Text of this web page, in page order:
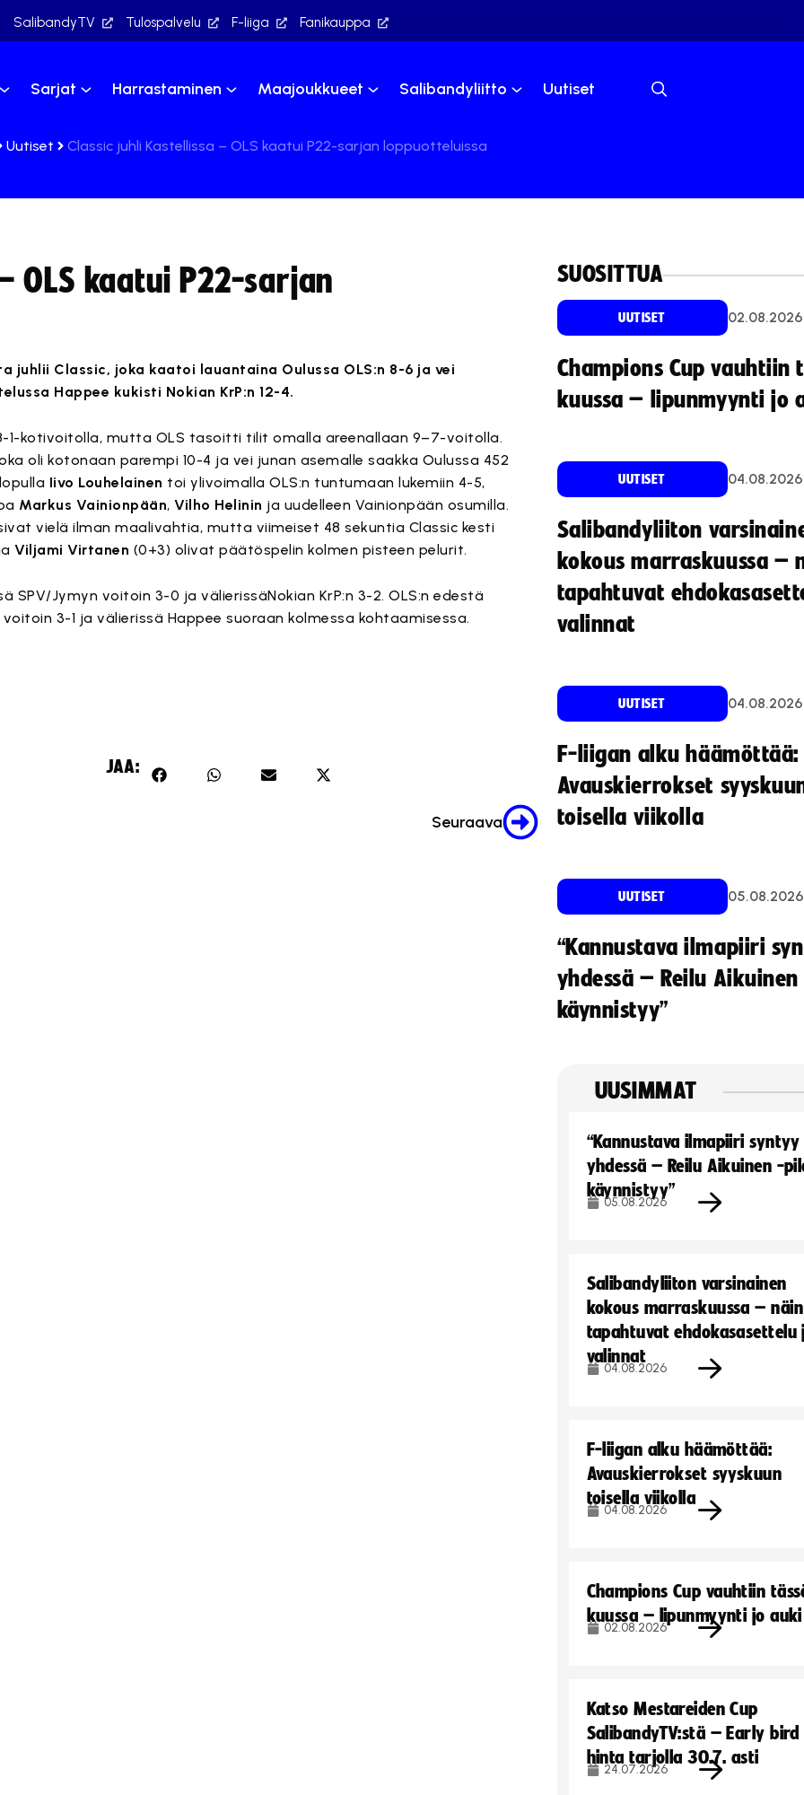
SalibandyTV Tulospalvelu F-liiga Fanikauppa
Sarjat Harrastaminen Maajoukkueet Salibandyliitto Uutiset
Uutiset Classic juhli Kastellissa – OLS kaatui P22-sarjan loppuotteluissa
OLS kaatui P22-sarjan
juhlii Classic, joka kaatoi lauantaina Oulussa OLS:n 8-6 ja vei
Happee kukisti Nokian KrP:n 12-4.
1-kotivoitolla, mutta OLS tasoitti tilit omalla areenallaan 9–7-voitolla.
oli kotonaan parempi 10-4 ja vei junan asemalle saakka Oulussa 452
Iivo Louhelainen toi ylivoimalla OLS:n tuntumaan lukemiin 4-5,
Markus Vainionpään,Vilho Helinin ja uudelleen Vainionpään osumilla.
vielä ilman maalivahtia, mutta viimeiset 48 sekuntia Classic kesti
Viljami Virtanen (0+3) olivat päätöspelin kolmen pisteen pelurit.
SPV/Jymyn voitoin 3-0 ja välierissäNokian KrP:n 3-2. OLS:n edestä
3-1 ja välierissä Happee suoraan kolmessa kohtaamisessa.
JAA:
Seuraava
SUOSITTUA
UUTISET 02.08.2026
Champions Cup vauhtiin
kuussa – lipunmyynti jo
UUTISET 04.08.2026
Salibandyliiton
kokous marraskuussa –
tapahtuvat
valinnat
UUTISET 04.08.2026
F-liigan alku häämöttää:
Avauskierrokset
toisella viikolla
UUTISET 05.08.2026
“Kannustava ilmapiiri
yhdessä – Reilu
käynnistyy”
UUSIMMAT
“Kannustava ilmapiiri syntyy
yhdessä – Reilu Aikuinen -
käynnistyy”
05.08.2026
Salibandyliiton varsinainen
kokous marraskuussa – näin
tapahtuvat ehdokasasettelu
valinnat
04.08.2026
F-liigan alku häämöttää:
Avauskierrokset syyskuun
toisella viikolla
04.08.2026
Champions Cup vauhtiin
kuussa – lipunmyynti jo auki
02.08.2026
Katso Mestareiden Cup
SalibandyTV:stä – Early
hinta tarjolla 30.7. asti
24.07.2026